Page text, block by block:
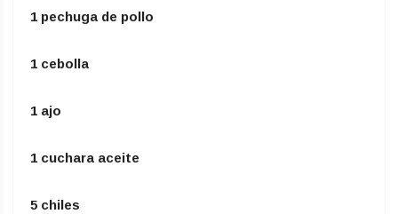
1 pechuga de pollo
1 cebolla
1 ajo
1 cuchara aceite
5 chiles